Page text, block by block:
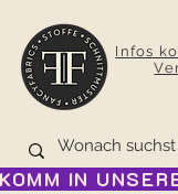
Infos
KOMM IN